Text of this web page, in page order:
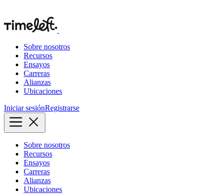
Sobre nosotros
Recursos
Ensayos
Carreras
Alianzas
Ubicaciones
Iniciar sesiónRegistrarse
Sobre nosotros
Recursos
Ensayos
Carreras
Alianzas
Ubicaciones